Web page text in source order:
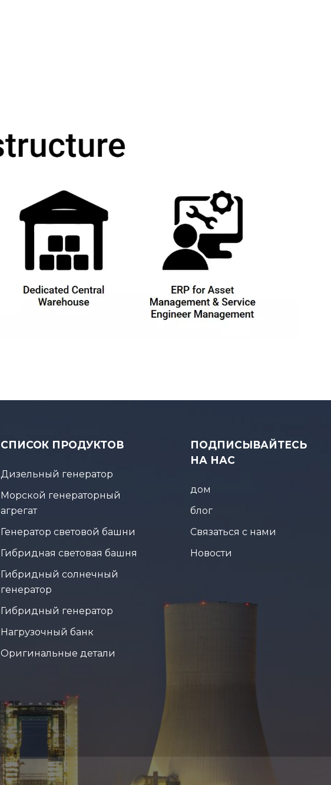
СПИСОК ПРОДУКТОВ
Дизельный генератор
Морской генераторный
агрегат
Генератор световой башни
Гибридная световая башня
Гибридный солнечный
генератор
Гибридный генератор
Нагрузочный банк
Оригинальные детали
ПОДПИСЫВАЙТЕСЬ
НА НАС
дом
блог
Связаться с нами
Новости